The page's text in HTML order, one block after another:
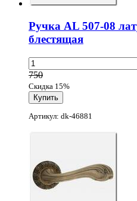
Ручка AL 507-08
блестящая
750
Скидка 15%
Артикул: dk-46881